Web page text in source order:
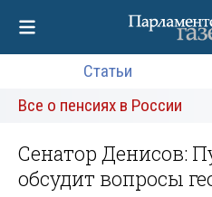
Статьи
Все о пенсиях в России
Сенатор Денисов:
обсудит вопросы